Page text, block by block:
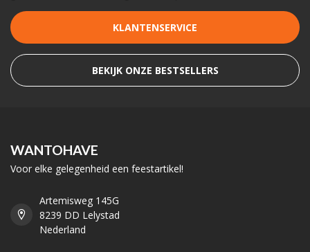
KLANTENSERVICE
BEKIJK ONZE BESTSELLERS
WANTOHAVE
Voor elke gelegenheid een feestartikel!
Artemisweg 145G
8239 DD Lelystad
Nederland